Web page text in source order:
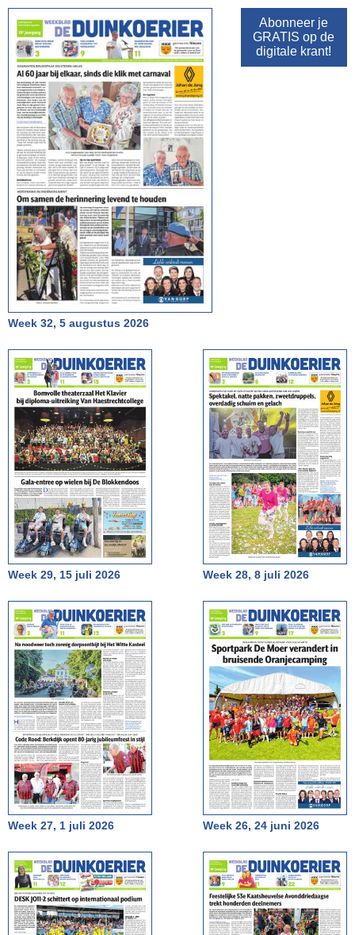
Abonneer je
GRATIS op de
digitale krant!
Week 32, 5 augustus 2026
Week 29, 15 juli 2026 Week 28, 8 juli 2026
Week 27, 1 juli 2026 Week 26, 24 juni 2026